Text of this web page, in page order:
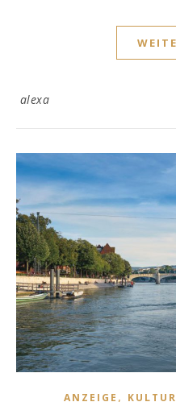
alexa
ANZEIGE , KULTUR